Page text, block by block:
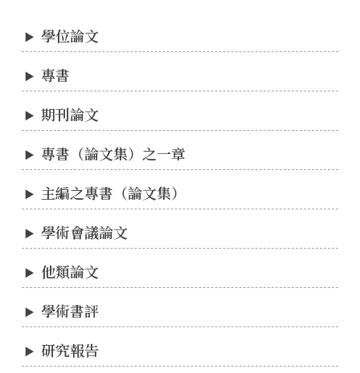
學位論文
專書
期刊論文
專書（論文集）之一章
主編之專書（論文集）
學術會議論文
他類論文
學術書評
研究報告